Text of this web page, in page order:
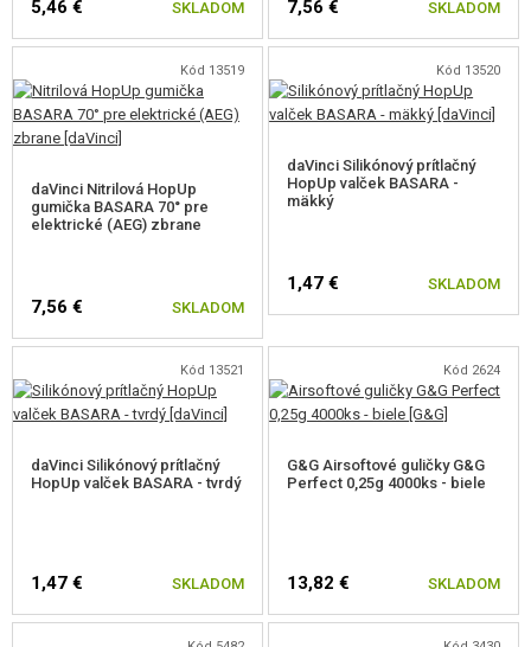
Upozornenie:
Vzhľadom na presnosť hlavne je dôležité používať kvalitné strelivo, aby
BLS. Rovnako je dôležité hlaveň vo vnútri čistiť od nečistôt!
5,46 € SKLADOM 7,56 € SKLADOM
Kód 13519
daVinci Nitrilová HopUp
gumička BASARA 70° pre
elektrické (AEG) zbrane
7,56 € SKLADOM
Kód 13520
daVinci Silikónový prítlačný
HopUp valček BASARA -
mäkký
1,47 € SKLADOM
Kód 13521
daVinci Silikónový prítlačný
HopUp valček BASARA - tvrdý
1,47 € SKLADOM
Kód 2624
G&G Airsoftové guličky G&G
Perfect 0,25g 4000ks - biele
13,82 € SKLADOM